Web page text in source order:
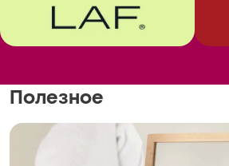
Полезное